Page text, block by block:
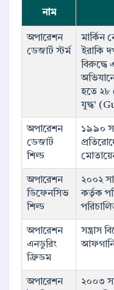
নাম
অপারেশন
ডেজার্ট স্টর্ম
মার্কিন
ইরাকি
বিরুদ্ধে
হতে ২৮
যুদ্ধ'
অপারেশন
ডেজার্ট
শিল্ড
১৯৯০
অপারেশন
ডিফেনসিভ
শিল্ড
২০০২
কর্তৃক
অপারেশন
এনডুরিং
ফ্রিডম
সন্ত্রাস
অপারেশন
২০০৩